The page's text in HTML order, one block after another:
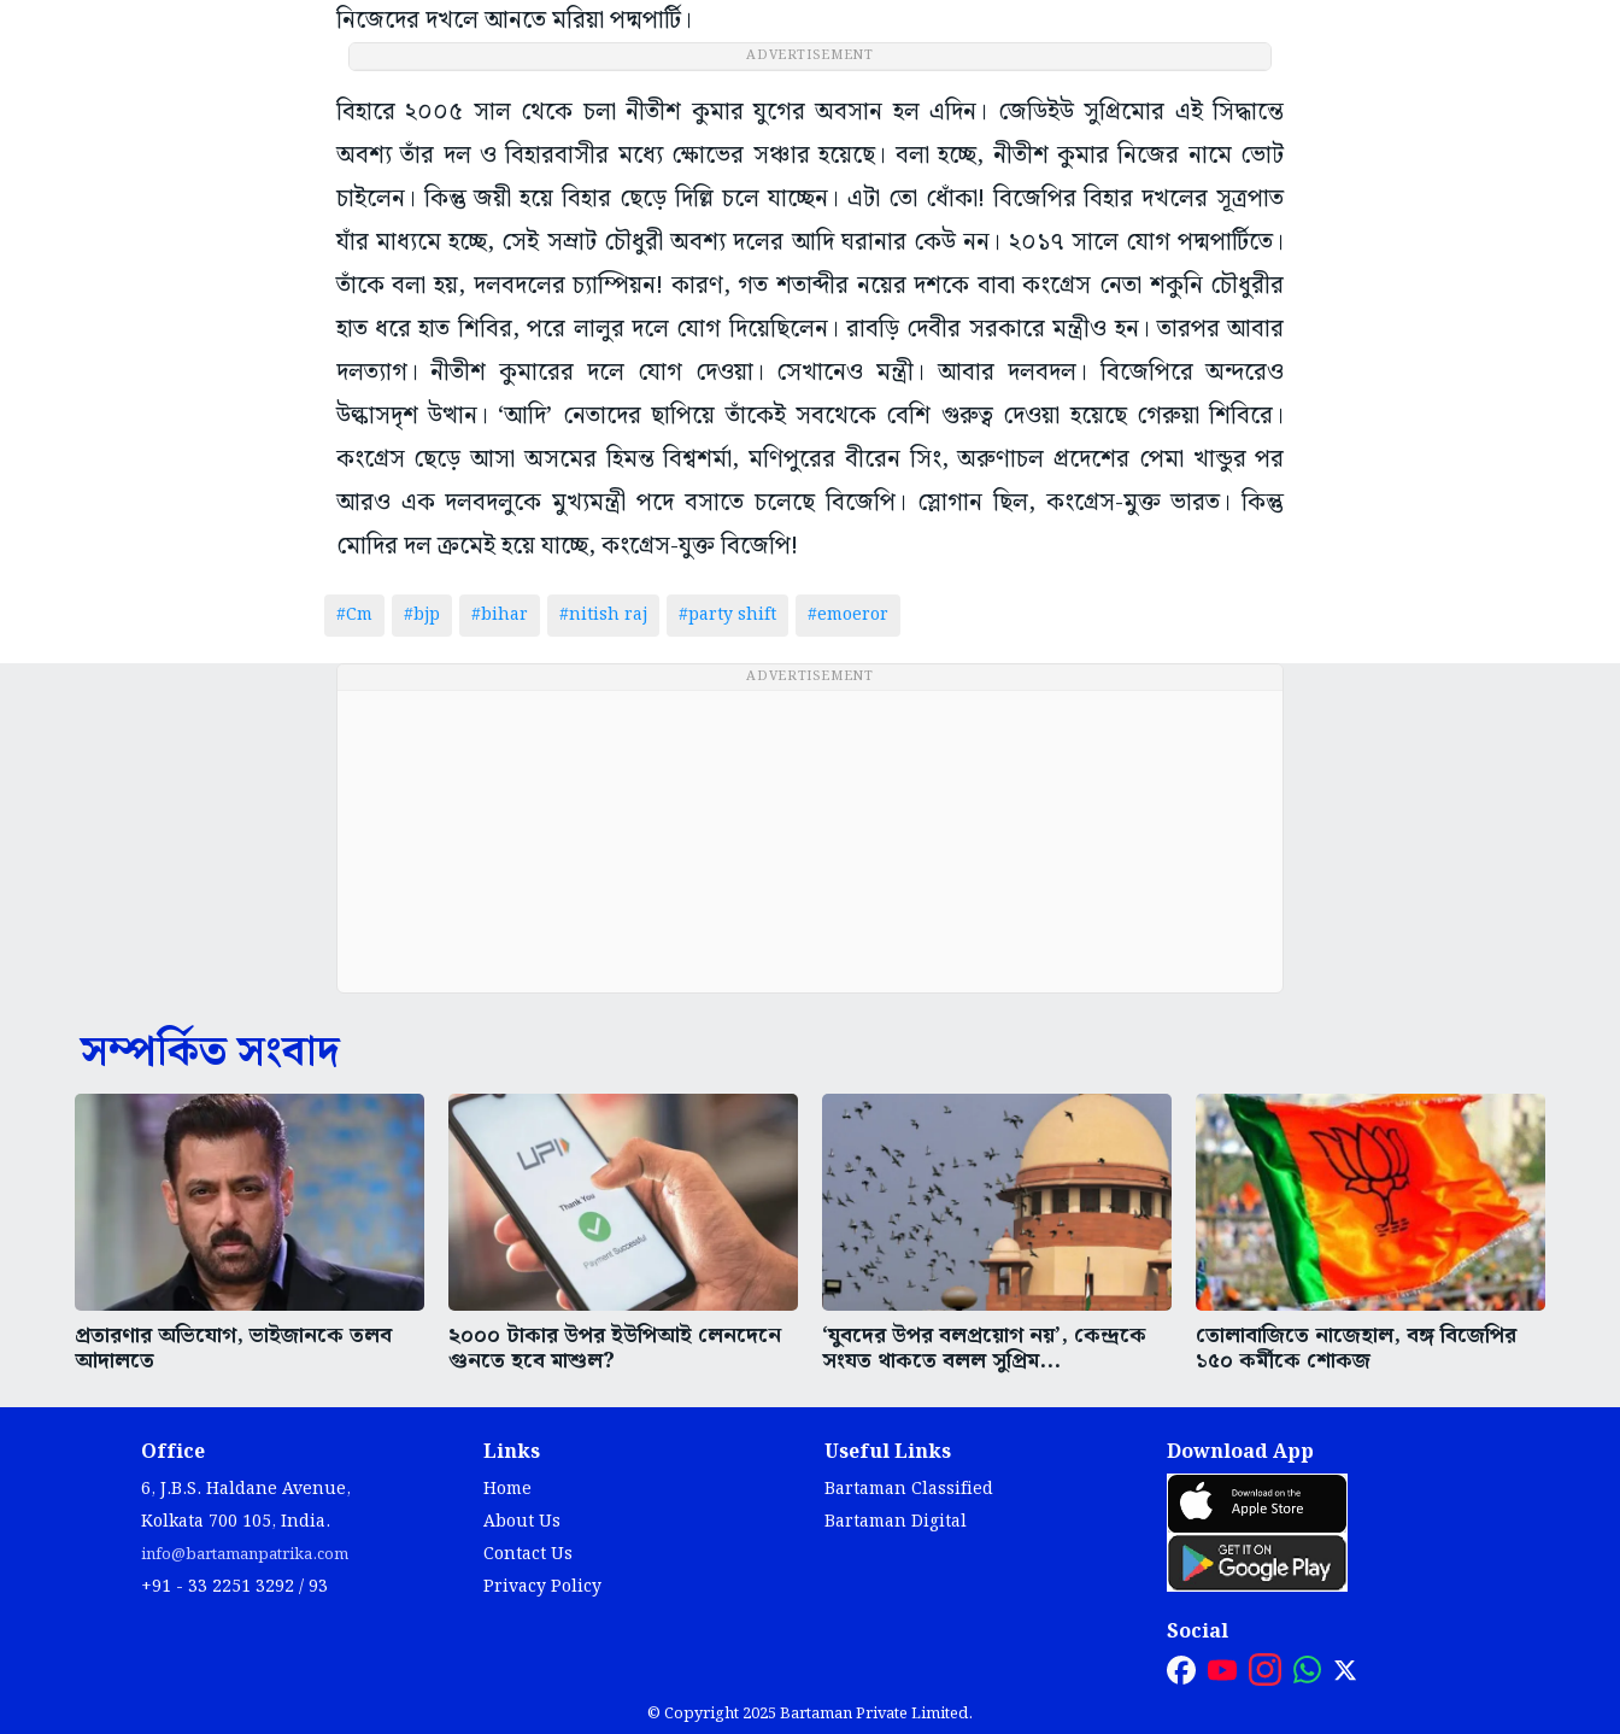
নিজেদের দখলে আনতে মরিয়া পদ্মপার্টি।
ADVERTISEMENT
বিহারে ২০০৫ সাল থেকে চলা নীতীশ কুমার যুগের অবসান হল এদিন। জেডিইউ সুপ্রিমোর এই সিদ্ধান্তে
অবশ্য তাঁর দল ও বিহারবাসীর মধ্যে ক্ষোভের সঞ্চার হয়েছে। বলা হচ্ছে, নীতীশ কুমার নিজের নামে ভোট
চাইলেন। কিন্তু জয়ী হয়ে বিহার ছেড়ে দিল্লি চলে যাচ্ছেন। এটা তো ধোঁকা! বিজেপির বিহার দখলের সূত্রপাত
যাঁর মাধ্যমে হচ্ছে, সেই সম্রাট চৌধুরী অবশ্য দলের আদি ঘরানার কেউ নন। ২০১৭ সালে যোগ পদ্মপার্টিতে।
তাঁকে বলা হয়, দলবদলের চ্যাম্পিয়ন! কারণ, গত শতাব্দীর নয়ের দশকে বাবা কংগ্রেস নেতা শকুনি চৌধুরীর
হাত ধরে হাত শিবির, পরে লালুর দলে যোগ দিয়েছিলেন। রাবড়ি দেবীর সরকারে মন্ত্রীও হন। তারপর আবার
দলত্যাগ। নীতীশ কুমারের দলে যোগ দেওয়া। সেখানেও মন্ত্রী। আবার দলবদল। বিজেপিরে অন্দরেও
উল্কাসদৃশ উত্থান। ‘আদি’ নেতাদের ছাপিয়ে তাঁকেই সবথেকে বেশি গুরুত্ব দেওয়া হয়েছে গেরুয়া শিবিরে।
কংগ্রেস ছেড়ে আসা অসমের হিমন্ত বিশ্বশর্মা, মণিপুরের বীরেন সিং, অরুণাচল প্রদেশের পেমা খান্ডুর পর
আরও এক দলবদলুকে মুখ্যমন্ত্রী পদে বসাতে চলেছে বিজেপি। স্লোগান ছিল, কংগ্রেস-মুক্ত ভারত। কিন্তু
মোদির দল ক্রমেই হয়ে যাচ্ছে, কংগ্রেস-যুক্ত বিজেপি!
#Cm #bjp #bihar #nitish raj #party shift #emoeror
ADVERTISEMENT
সম্পর্কিত সংবাদ
প্রতারণার অভিযোগ, ভাইজানকে তলব
আদালতে
২০০০ টাকার উপর ইউপিআই লেনদেনে
গুনতে হবে মাশুল?
‘যুবদের উপর বলপ্রয়োগ নয়’, কেন্দ্রকে
সংযত থাকতে বলল সুপ্রিম...
তোলাবাজিতে নাজেহাল, বঙ্গ বিজেপির
১৫০ কর্মীকে শোকজ
Office
6, J.B.S. Haldane Avenue,
Kolkata 700 105, India.
info@bartamanpatrika.com
+91 - 33 2251 3292 / 93
Links
Home
About Us
Contact Us
Privacy Policy
Useful Links
Bartaman Classified
Bartaman Digital
Download App
Social
© Copyright 2025 Bartaman Private Limited.